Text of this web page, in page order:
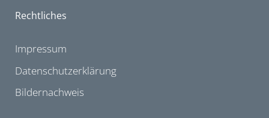
Rechtliches
Impressum
Datenschutzerklärung
Bildernachweis